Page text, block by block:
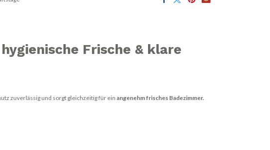
Frische & klare
zuverlässig und sorgt gleichzeitig für einangenehm frisches Badezimmer.